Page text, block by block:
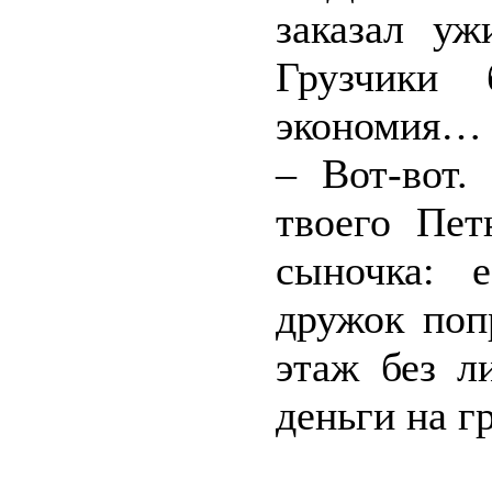
заказал
экономия…
– Вот-вот.
твоего
сыночка:
дружок
этаж без
деньги на